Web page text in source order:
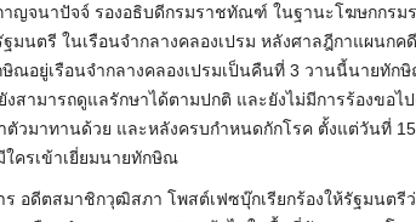
าญจนาปัจจ์ รองอธิบดีกรมราชทัณฑ์ ในฐานะโฆษกกรม
นตรี ในเรือนจำกลางคลองเปรม หลังศาลฎีกาแผนกค
ณอยู่เรือนจำกลางคลองเปรมเป็นคืนที่ 3 วานนี้นายทั
งสามารถดูแลรักษาได้ตามปกติ และยังไม่มีการร้องขอ
วมาทานด้วย และหลังครบกำหนดกักโรค ตั้งแต่วันที่
ใครเข้าเยี่ยมนายทักษิณ
อดีตสมาชิกวุฒิสภา โพสต์เฟซบุ๊กเรียกร้องให้รัฐมนตรี